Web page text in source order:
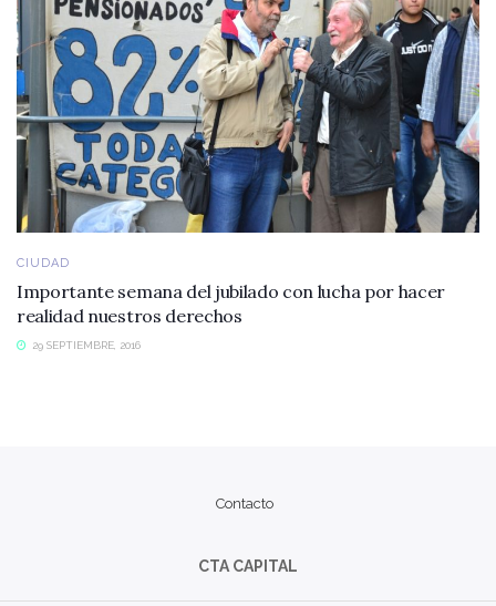
CIUDAD
Importante semana del jubilado con lucha por hacer
realidad nuestros derechos
29 SEPTIEMBRE, 2016
Contacto
CTA CAPITAL